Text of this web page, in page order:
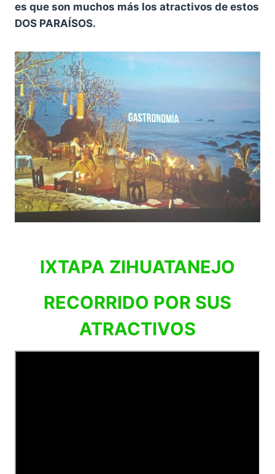
es que son muchos más los atractivos de estos
DOS PARAÍSOS.
IXTAPA ZIHUATANEJO
RECORRIDO POR SUS
ATRACTIVOS